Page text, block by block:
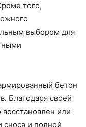
того,
выбором для
бетон
Благодаря своей
или
и полной